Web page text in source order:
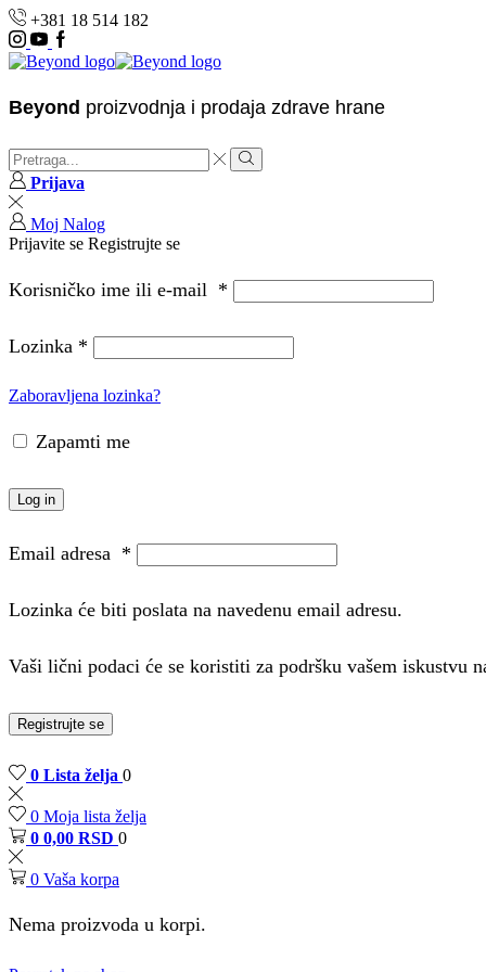
+381 18 514 182
Instagram
YoutubeFacebook
Beyond proizvodnja i prodaja zdrave hrane
Search
input
Search
Prijava
Moj Nalog
Prijavite se Registrujte se
Korisničko ime ili e-mail *
Lozinka *
Zaboravljena lozinka?
Zapamti me
Log in
Email adresa *
Lozinka će biti poslata na navedenu email adresu.
Vaši lični podaci će se koristiti za podršku vašem iskustvu
Registrujte se
0 Lista želja 0
0 Moja lista želja
0 0,00 RSD 0
0 Vaša korpa
Nema proizvoda u korpi.